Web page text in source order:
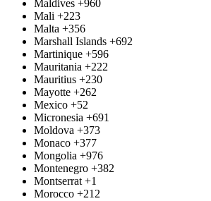
Maldives +960
Mali +223
Malta +356
Marshall Islands +692
Martinique +596
Mauritania +222
Mauritius +230
Mayotte +262
Mexico +52
Micronesia +691
Moldova +373
Monaco +377
Mongolia +976
Montenegro +382
Montserrat +1
Morocco +212